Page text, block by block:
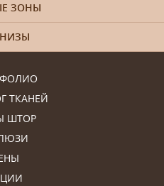
ТКАНЕЙ
ШТОР
ЗОНЫ